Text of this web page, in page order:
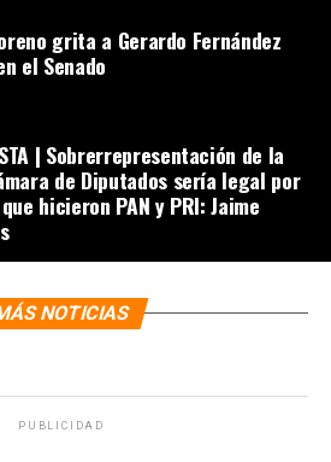
grita a Gerardo Fernández
el Senado
| Sobrerrepresentación de la
de Diputados sería legal por
hicieron PAN y PRI: Jaime
NOTICIAS
PUBLICIDAD